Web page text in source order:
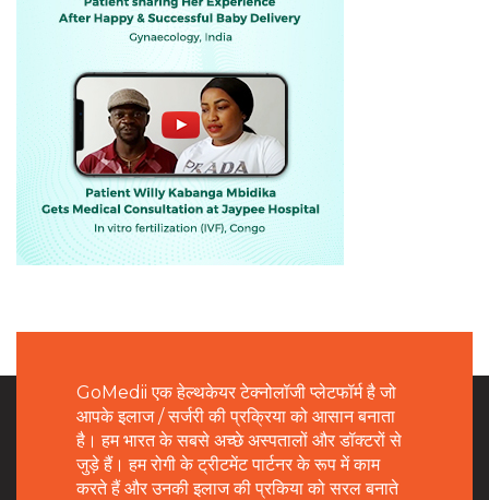
GoMedii एक हेल्थकेयर टेक्नोलॉजी प्लेटफॉर्म है जो
आपके इलाज / सर्जरी की प्रक्रिया को आसान बनाता
है। हम भारत के सबसे अच्छे अस्पतालों और डॉक्टरों से
जुड़े हैं। हम रोगी के ट्रीटमेंट पार्टनर के रूप में काम
करते हैं और उनकी इलाज की प्रकिया को सरल बनाते